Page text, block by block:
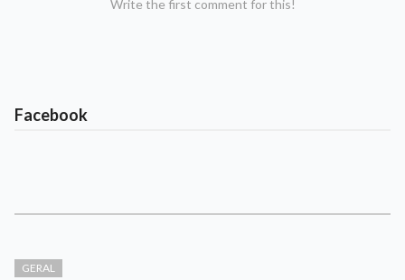
Write the first comment for this!
Facebook
GERAL